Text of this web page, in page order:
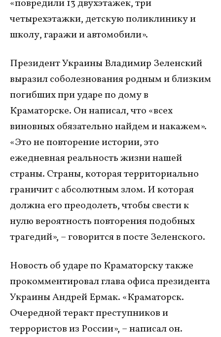
«повредили 13 двухэтажек, три
четырехэтажки, детскую поликлинику и
школу, гаражи и автомобили».
Президент Украины Владимир Зеленский
выразил соболезнования родным и близким
погибших при ударе по дому в
Краматорске. Он написал, что «всех
виновных обязательно найдем и накажем».
«Это не повторение истории, это
ежедневная реальность жизни нашей
страны. Страны, которая территориально
граничит с абсолютным злом. И которая
должна его преодолеть, чтобы свести к
нулю вероятность повторения подобных
трагедий», – говорится в посте Зеленского.
Новость об ударе по Краматорску также
прокомментировал глава офиса президента
Украины Андрей Ермак. «Краматорск.
Очередной теракт преступников и
террористов из России», – написал он.